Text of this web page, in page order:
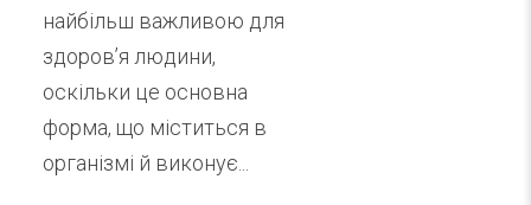
найбільш важливою для
здоров’я людини,
оскільки це основна
форма, що міститься в
організмі й виконує...